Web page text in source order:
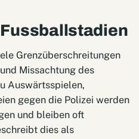
Grenzüberschreitungen
Missachtung des
Auswärtsspielen,
gegen die Polizei werden
und bleiben oft
dies als